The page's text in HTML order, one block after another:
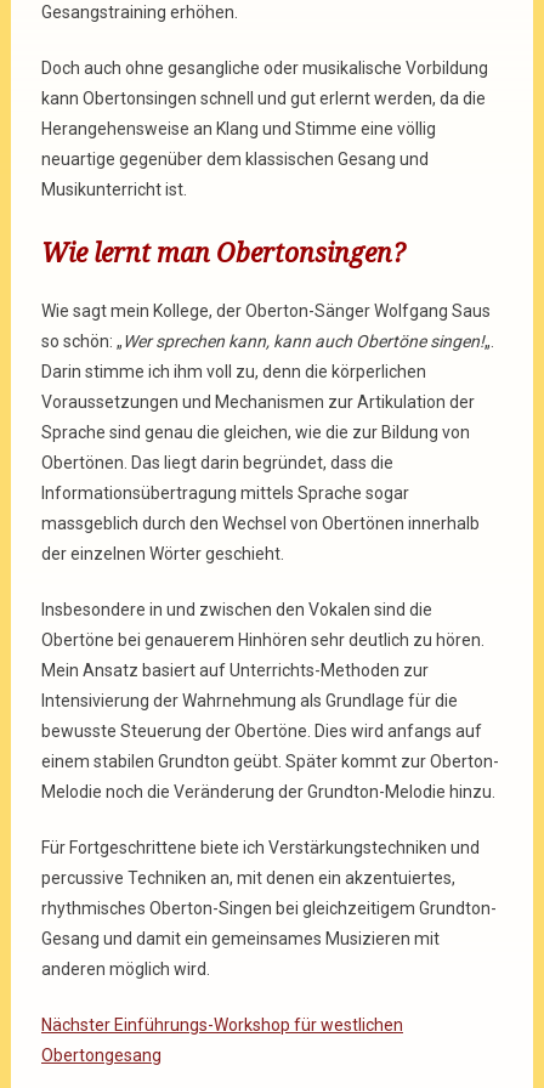
Gesangstraining erhöhen.
Doch auch ohne gesangliche oder musikalische Vorbildung
kann Obertonsingen schnell und gut erlernt werden, da die
Herangehensweise an Klang und Stimme eine völlig
neuartige gegenüber dem klassischen Gesang und
Musikunterricht ist.
Wie lernt man Obertonsingen?
Wie sagt mein Kollege, der Oberton-Sänger Wolfgang Saus
so schön: „Wer sprechen kann, kann auch Obertöne singen!„.
Darin stimme ich ihm voll zu, denn die körperlichen
Voraussetzungen und Mechanismen zur Artikulation der
Sprache sind genau die gleichen, wie die zur Bildung von
Obertönen. Das liegt darin begründet, dass die
Informationsübertragung mittels Sprache sogar
massgeblich durch den Wechsel von Obertönen innerhalb
der einzelnen Wörter geschieht.
Insbesondere in und zwischen den Vokalen sind die
Obertöne bei genauerem Hinhören sehr deutlich zu hören.
Mein Ansatz basiert auf Unterrichts-Methoden zur
Intensivierung der Wahrnehmung als Grundlage für die
bewusste Steuerung der Obertöne. Dies wird anfangs auf
einem stabilen Grundton geübt. Später kommt zur Oberton-
Melodie noch die Veränderung der Grundton-Melodie hinzu.
Für Fortgeschrittene biete ich Verstärkungstechniken und
percussive Techniken an, mit denen ein akzentuiertes,
rhythmisches Oberton-Singen bei gleichzeitigem Grundton-
Gesang und damit ein gemeinsames Musizieren mit
anderen möglich wird.
Nächster Einführungs-Workshop für westlichen
Obertongesang